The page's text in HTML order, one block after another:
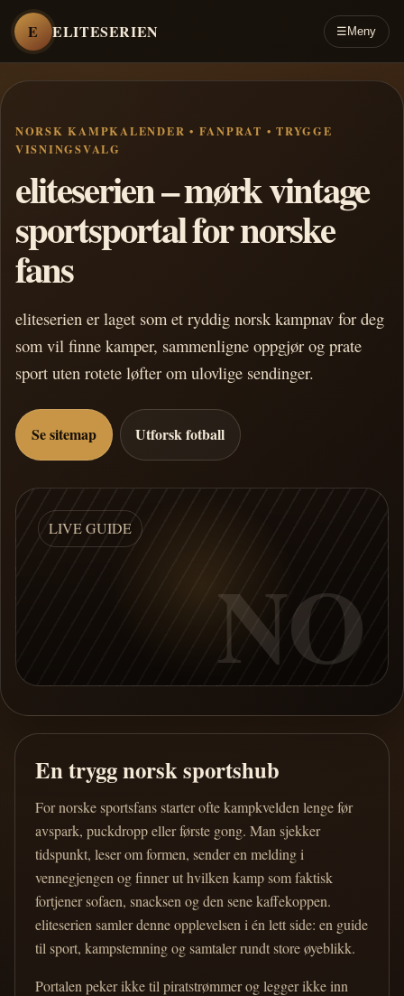
E ELITESERIEN ☰ Meny
NORSK KAMPKALENDER • FANPRAT • TRYGGE
VISNINGSVALG
eliteserien – mørk vintage
sportsportal for norske
fans
eliteserien er laget som et ryddig norsk kampnav for deg
som vil finne kamper, sammenligne oppgjør og prate
sport uten rotete løfter om ulovlige sendinger.
Se sitemap Utforsk fotball
LIVE GUIDE
NO
En trygg norsk sportshub
For norske sportsfans starter ofte kampkvelden lenge før
avspark, puckdropp eller første gong. Man sjekker
tidspunkt, leser om formen, sender en melding i
vennegjengen og finner ut hvilken kamp som faktisk
fortjener sofaen, snacksen og den sene kaffekoppen.
eliteserien samler denne opplevelsen i én lett side: en guide
til sport, kampstemning og samtaler rundt store øyeblikk.
Portalen peker ikke til piratstrømmer og legger ikke inn